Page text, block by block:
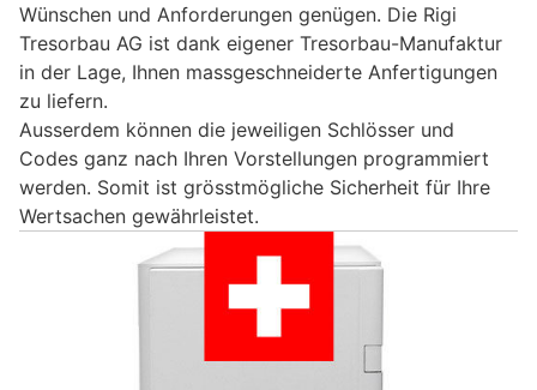
Wünschen und Anforderungen genügen. Die Rigi
Tresorbau AG ist dank eigener Tresorbau-Manufaktur
in der Lage, Ihnen massgeschneiderte Anfertigungen
zu liefern.
Ausserdem können die jeweiligen Schlösser und
Codes ganz nach Ihren Vorstellungen programmiert
werden. Somit ist grösstmögliche Sicherheit für Ihre
Wertsachen gewährleistet.